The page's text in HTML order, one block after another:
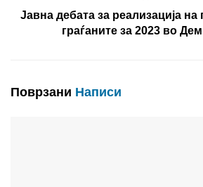
Јавна дебата за реализација
граѓаните за 2023 во
Поврзани Написи